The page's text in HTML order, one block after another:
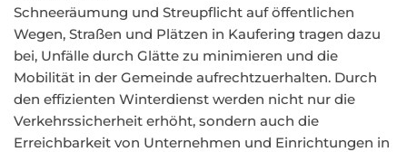
Schneeräumung und Streupflicht auf öffentlichen
Wegen, Straßen und Plätzen in Kaufering tragen dazu
bei, Unfälle durch Glätte zu minimieren und die
Mobilität in der Gemeinde aufrechtzuerhalten. Durch
den effizienten Winterdienst werden nicht nur die
Verkehrssicherheit erhöht, sondern auch die
Erreichbarkeit von Unternehmen und Einrichtungen in